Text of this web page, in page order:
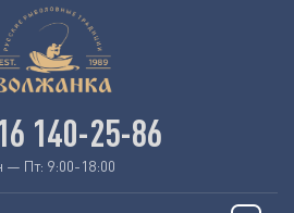
140-25-86
— Пт: 9:00-18:00